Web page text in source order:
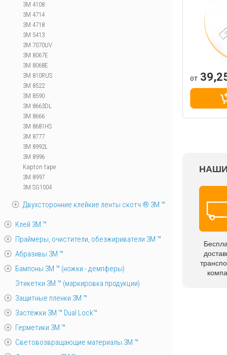
от
3M 4108
3M 4714
3M 4718
3M 5413
3M 7070UV
3M 8067E
3M 8068E
3M 810RUS
3M 8522
3M 8590
3M 8663DL
3M 8666
3M 8681HS
3M 8777
3M 8992L
3M 8996
Kapton tape
3M 8997
3M SG1004
Двухсторонние клейкие ленты скотч ® 3M ™
Клей 3М ™
Праймеры, очистители, обезжириватели 3М ™
Абразивы 3М ™
Бампоны 3М ™ (ножки - демпферы)
Этикетки 3М ™ (маркировка продукции)
Защитные пленки 3М ™
Застёжки 3М ™ Dual Lock™
Герметики 3М ™
Световозвращающие материалы 3М ™